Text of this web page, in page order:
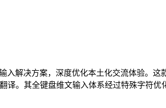
入解决方案，深度优化本土化交流体验。
。其全键盘维文输入体系经过特殊字符